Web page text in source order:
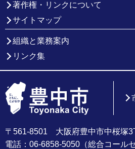
著作権・リンクについて
サイトマップ
組織と業務案内
リンク集
〒561-8501 大阪府豊中市中桜塚3
電話：06-6858-5050（総合コール